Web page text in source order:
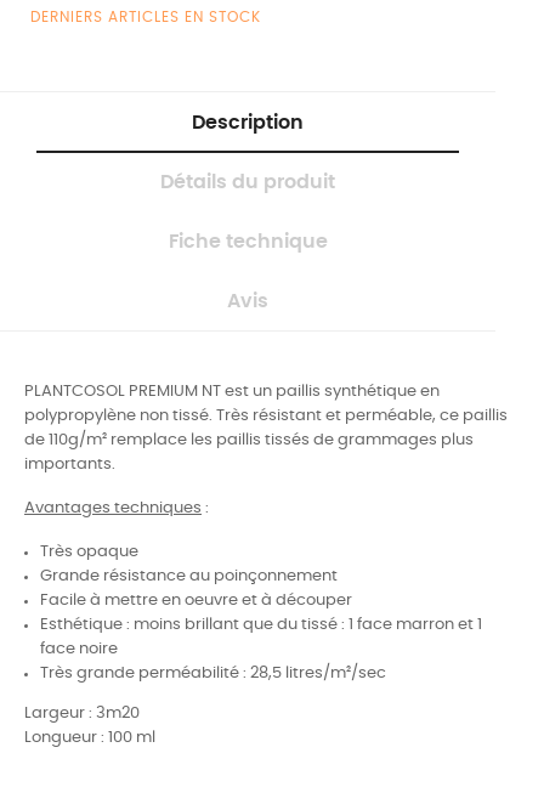
DERNIERS ARTICLES EN STOCK
Description
Détails du produit
Fiche technique
Avis
PLANTCOSOL PREMIUM NT est un paillis synthétique en
polypropylène non tissé. Très résistant et perméable, ce paillis
de 110g/m² remplace les paillis tissés de grammages plus
importants.
Avantages techniques :
Très opaque
Grande résistance au poinçonnement
Facile à mettre en oeuvre et à découper
Esthétique : moins brillant que du tissé : 1 face marron et 1
face noire
Très grande perméabilité : 28,5 litres/m²/sec
Largeur : 3m20
Longueur : 100 ml